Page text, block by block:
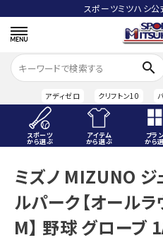
スポーツミツハシ公
search
アディゼロ クリフトン10
スポーツ
から選ぶ
アイテム
から選ぶ
ブラ
から
ACCOUNT MENU
ようこそ ゲスト 様
meeting_room ログイン person 会員
ミズノ MIZUNO
ルパーク【オール
M】 野球 グロー